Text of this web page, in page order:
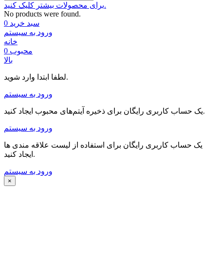
برای محصولات بیشتر کلیک کنید.
No products were found.
سبد خرید 0
ورود به سیستم
خانه
محبوب 0
بالا
لطفا ابتدا وارد شوید.
ورود به سیستم
یک حساب کاربری رایگان برای ذخیره آیتم‌های محبوب ایجاد کنید.
ورود به سیستم
یک حساب کاربری رایگان برای استفاده از لیست علاقه مندی ها
ایجاد کنید.
ورود به سیستم
×